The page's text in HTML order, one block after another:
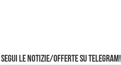
Segui le notizie/offerte su Telegram!